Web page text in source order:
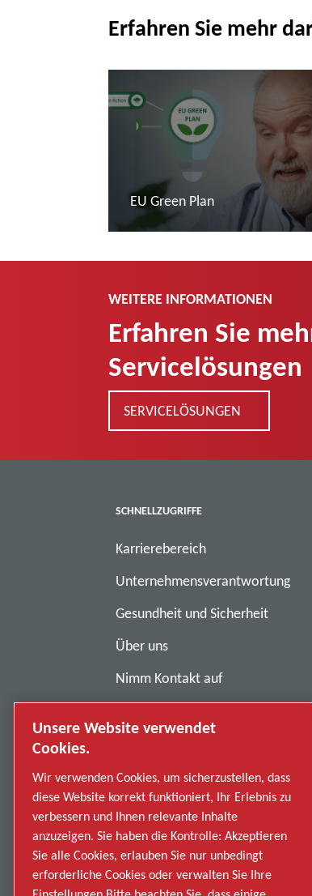
Erfahren Sie mehr
EU Green Plan
WEITERE INFORMATIONEN
Erfahren Sie
Servicelösungen
SERVICELÖSUNGEN
SCHNELLZUGRIFFE
Karrierebereich
Unternehmensverantwortung
Gesundheit und Sicherheit
Über uns
Nimm Kontakt auf
Datenschutzerklärung
Fehlverhalten melden
Lieferanten
Barrierefreiheit
Unsere Website verwendet
Cookies.
Wir verwenden Cookies, um sicherzustellen, dass
diese Website korrekt funktioniert, Ihr Erlebnis zu
verbessern und Ihnen relevante Inhalte
anzuzeigen. Sie haben die Kontrolle: Akzeptieren
Sie alle Cookies, erlauben Sie nur unbedingt
erforderliche Cookies oder verwalten Sie Ihre